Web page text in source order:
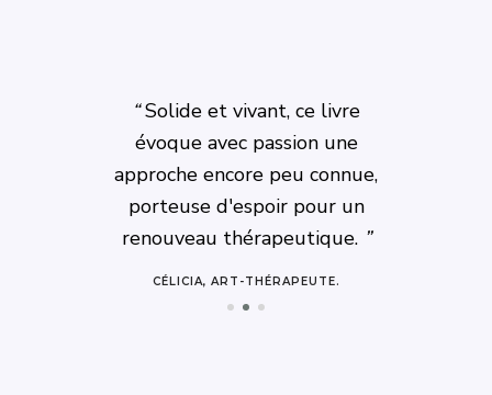
“Solide et vivant, ce livre
évoque avec passion une
approche encore peu connue,
porteuse d'espoir pour un
renouveau thérapeutique. ”
CÉLICIA, ART-THÉRAPEUTE.